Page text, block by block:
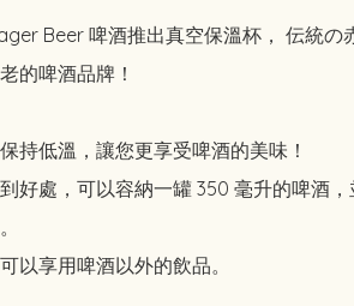
Beer 啤酒推出真空保溫杯， 伝統の
的啤酒品牌！
持低溫，讓您更享受啤酒的美味！
好處，可以容納一罐 350 毫升的啤酒，
以享用啤酒以外的飲品。